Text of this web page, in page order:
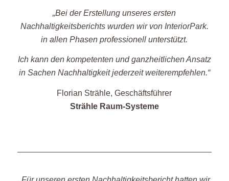
„Bei der Erstellung unseres ersten
Nachhaltigkeitsberichts wurden wir von InteriorPark.
in allen Phasen professionell unterstützt.
Ich kann den kompetenten und ganzheitlichen Ansatz
in Sachen Nachhaltigkeit jederzeit weiterempfehlen.“
Florian Strähle, Geschäftsführer
Strähle Raum-Systeme